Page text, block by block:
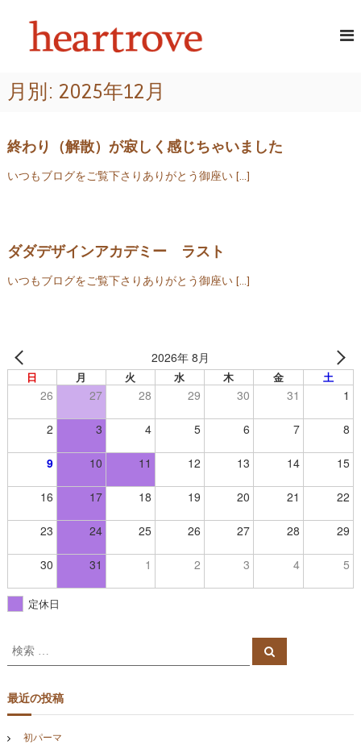
ッ
改
す
｜
ー
ヴ
群
馬
県
高
市
潤
が
月別: 2025年12月
終わり（解散）が寂しく感じちゃいました
いつもブログをご覧下さりありがとう御座い […]
ダダデザインアカデミー ラスト
いつもブログをご覧下さりありがとう御座い […]
2026年 8月
日 月 火 水 木 金 土
26 27 28 29 30 31 1
2 3 4 5 6 7 8
9 10 11 12 13 14 15
16 17 18 19 20 21 22
23 24 25 26 27 28 29
30 31 1 2 3 4 5
定休日
検
象
:
検
索
最近の投稿
初パーマ